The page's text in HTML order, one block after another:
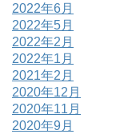
2022年6月
2022年5月
2022年2月
2022年1月
2021年2月
2020年12月
2020年11月
2020年9月